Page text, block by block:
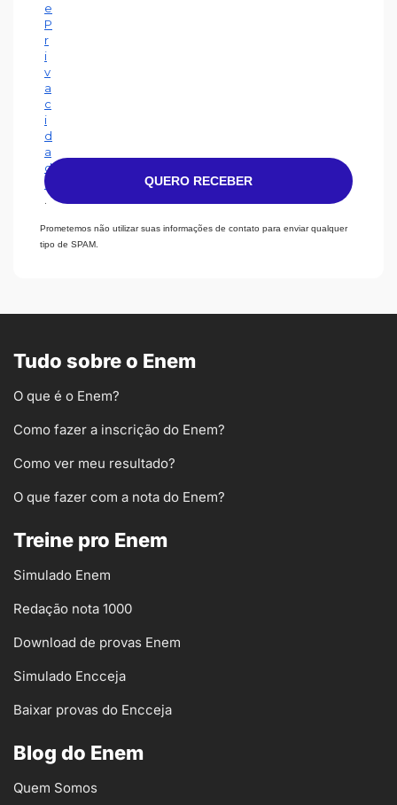
e
P
r
i
v
a
c
i
d
a
d
e
QUERO RECEBER
Prometemos não utilizar suas informações de contato para enviar qualquer
tipo de SPAM.
Tudo sobre o Enem
O que é o Enem?
Como fazer a inscrição do Enem?
Como ver meu resultado?
O que fazer com a nota do Enem?
Treine pro Enem
Simulado Enem
Redação nota 1000
Download de provas Enem
Simulado Encceja
Baixar provas do Encceja
Blog do Enem
Quem Somos